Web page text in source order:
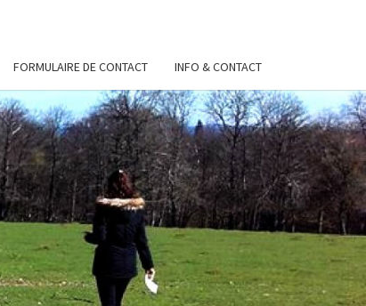
FORMULAIRE DE CONTACT INFO & CONTACT